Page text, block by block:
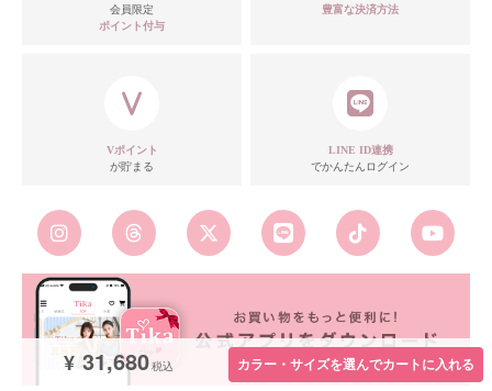
¥ 31,680税込 カラー・サイズを選んでカートに入れる
会員限定
ポイント付与
豊富な決済方法
Vポイント
が貯まる
LINE ID連携
でかんたんログイン